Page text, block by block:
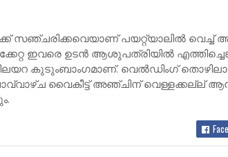
സഞ്ചരിക്കവെയാണ് പയറ്റ്യാലില്‍ വെച്ച്
ഇവരെ ഉടന്‍ ആശുപത്രിയില്‍
കുടുംബാംഗമാണ്. വെല്‍ഡിംഗ്
വൈകീട്ട് അഞ്ചിന് വെള്ളക്കല്ല്